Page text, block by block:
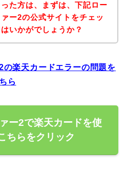
た方は、まずは、下記ロー
ー2の公式サイトをチェッ
いかがでしょうか？
の楽天カードエラーの問題を
ら
ー2で楽天カードを使
ちらをクリック